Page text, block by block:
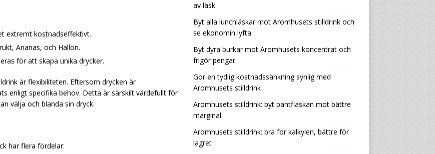
extremt kostnadseffektivt.
Ananas, och Hallon.
för att skapa unika drycker.
är flexibiliteten. Eftersom drycken är
enligt specifika behov. Detta är särskilt värdefullt för
välja och blanda sin dryck.
har flera fördelar:
av läsk
Byt alla lunchläskar mot Aromhusets stilldrink och
se ekonomin lyfta
Byt dyra burkar mot Aromhusets koncentrat och
frigör pengar
Gör en tydlig kostnadssänkning synlig med
Aromhusets stilldrink
Aromhusets stilldrink: byt pantflaskan mot bättre
marginal
Aromhusets stilldrink: bra för kalkylen, bättre för
lagret